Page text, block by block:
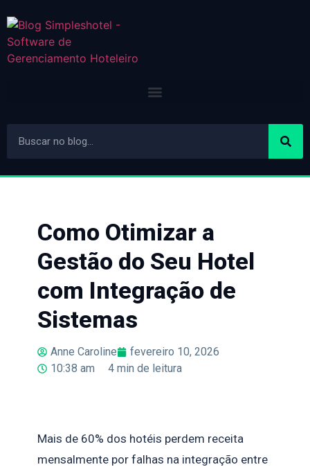
Como Otimizar a
Gestão do Seu Hotel
com Integração de
Sistemas
Anne Caroline
fevereiro 10, 2026
10:38 am
4 min de leitura
Mais de 60% dos hotéis perdem receita
mensalmente por falhas na integração entre